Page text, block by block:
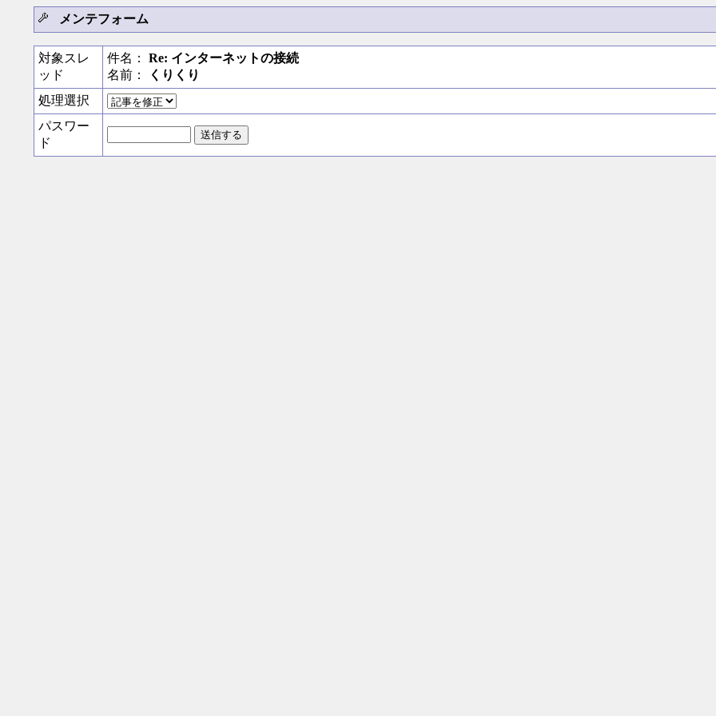
メンテフォーム
対象スレ
ッド
件名： Re: インターネットの接続
名前：
くりくり
処理選択
パスワー
ド